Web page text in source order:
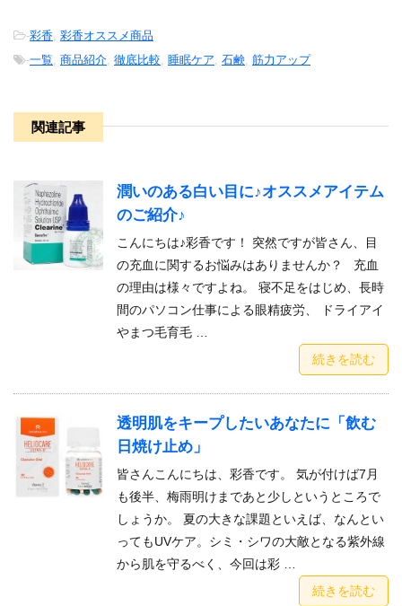
-彩香 彩香オススメ商品
-一覧 商品紹介 徹底比較 睡眠ケア 石鹸 筋力アップ
関連記事
潤いのある白い目に♪オススメアイテム
のご紹介♪
こんにちは♪彩香です！ 突然ですが皆さん、目
の充血に関するお悩みはありませんか？ 充血
の理由は様々ですよね。 寝不足をはじめ、長時
間のパソコン仕事による眼精疲労、 ドライアイ
やまつ毛育毛 …
続きを読む
透明肌をキープしたいあなたに「飲む
日焼け止め」
皆さんこんにちは、彩香です。 気が付けば7月
も後半、梅雨明けまであと少しというところで
しょうか。 夏の大きな課題といえば、なんとい
ってもUVケア。シミ・シワの大敵となる紫外線
から肌を守るべく、今回は彩 …
続きを読む